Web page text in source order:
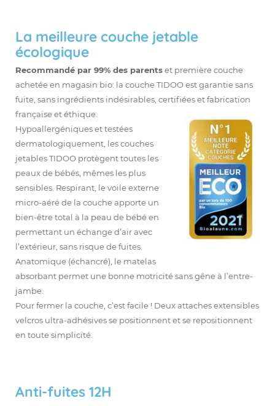
La meilleure couche jetable
écologique
Recommandé par 99% des parentset première couche
achetée en magasin bio: la couche TIDOO est garantie sans
fuite, sans ingrédients indésirables, certifiées et fabrication
française et éthique.
Hypoallergéniques et testées
dermatologiquement, les couches
jetables TIDOO protègent toutes les
peaux de bébés, mêmes les plus
sensibles. Respirant, le voile externe
micro-aéré de la couche apporte un
bien-être total à la peau de bébé en
permettant un échange d’air avec
l’extérieur, sans risque de fuites.
Anatomique (échancré), le matelas
absorbant permet une bonne motricité sans gêne à l’entre-
jambe.
Pour fermer la couche, c’est facile ! Deux attaches extensibles
velcros ultra-adhésives se positionnent et se repositionnent
en toute simplicité.
Anti-fuites 12H